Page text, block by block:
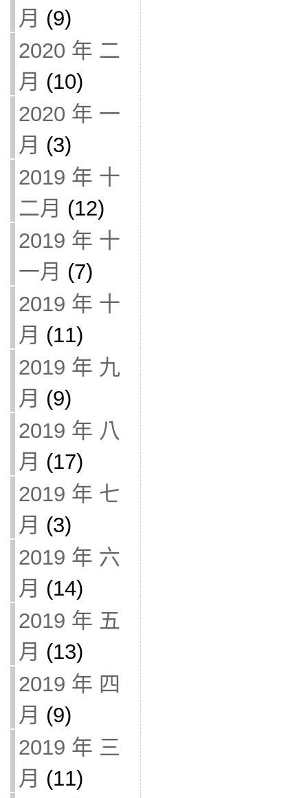
月 (9)
2020 年 二
月 (10)
2020 年 一
月 (3)
2019 年 十
二月 (12)
2019 年 十
一月 (7)
2019 年 十
月 (11)
2019 年 九
月 (9)
2019 年 八
月 (17)
2019 年 七
月 (3)
2019 年 六
月 (14)
2019 年 五
月 (13)
2019 年 四
月 (9)
2019 年 三
月 (11)